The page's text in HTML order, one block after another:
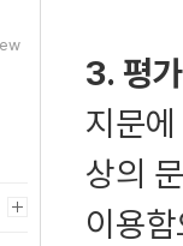
3. 평
지문
상의
이용